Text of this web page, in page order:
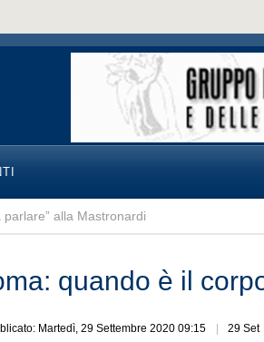
alla Mastronardi
quando è il
Martedì, 29 Settembre 2020 09:15 29 Set